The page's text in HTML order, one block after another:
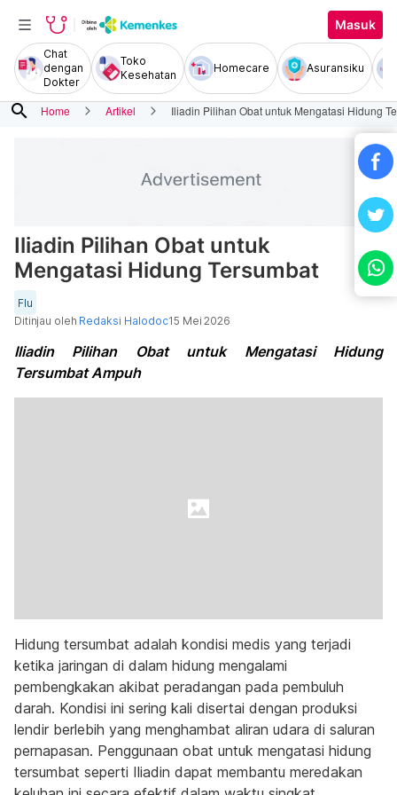
Masuk
Chat
dengan
Dokter
Toko
Kesehatan
Homecare Asuransiku
search Home Artikel Iliadin Pilihan Obat untuk Mengatasi Hidung
Iliadin Pilihan Obat untuk
Mengatasi Hidung Tersumbat
Flu
Ditinjau oleh Redaksi Halodoc15 Mei 2026
Iliadin Pilihan Obat untuk Mengatasi Hidung
Tersumbat Ampuh
Hidung tersumbat adalah kondisi medis yang terjadi
ketika jaringan di dalam hidung mengalami
pembengkakan akibat peradangan pada pembuluh
darah. Kondisi ini sering kali disertai dengan produksi
lendir berlebih yang menghambat aliran udara di saluran
pernapasan. Penggunaan obat untuk mengatasi hidung
tersumbat seperti Iliadin dapat membantu meredakan